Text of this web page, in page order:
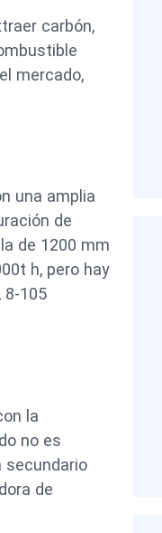
carbón,
mercado,
una amplia
de
de 1200 mm
h, pero hay
8-105
la
no es
secundario
de